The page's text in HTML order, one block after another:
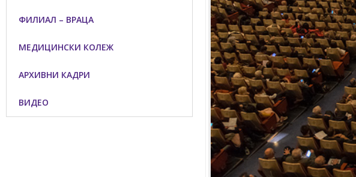
Факултет по дентална медицина
Фармацевтичен факултет
Факултет по обществено здраве
Филиал „Проф. д-р Ив. Митев” –
Медицински колеж – София
Научно-изследователски институт
ДЕОС
СОССБОС
Развойно-
техническа
база
Почивна
база-Китен
ФИЛИАЛ – ВРАЦА
МЕДИЦИНСКИ КОЛЕЖ
АРХИВНИ КАДРИ
ВИДЕО